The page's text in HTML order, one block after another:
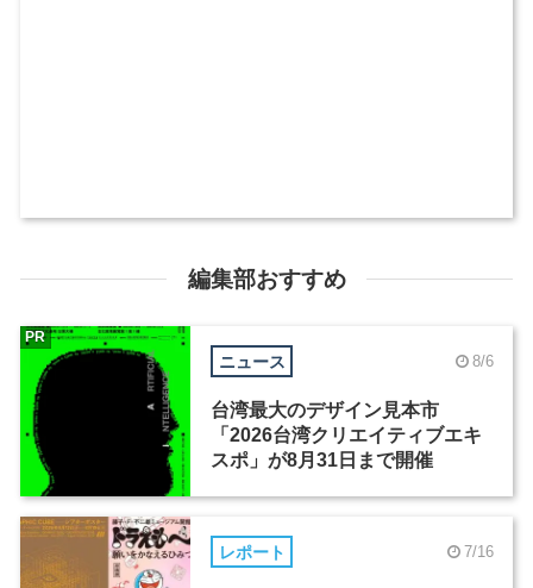
編集部おすすめ
ニュース 8/6
台湾最大のデザイン見本市
「2026台湾クリエイティブエキ
スポ」が8月31日まで開催
PR
レポート 7/16